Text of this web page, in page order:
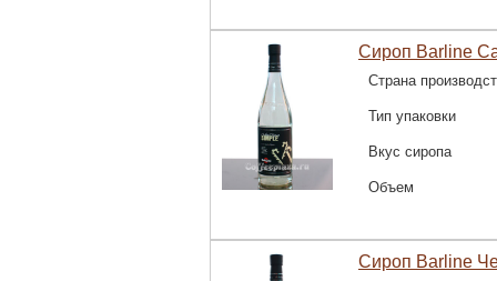
Сироп Barline
Страна
Тип упаковки
Вкус сиропа
Объем
Сироп Barline